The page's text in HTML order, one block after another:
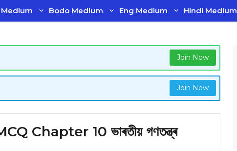
Bodo Medium Eng Medium Hindi Medium
Join Now
Join Now
Chapter 10 ভাৰতীয় গণতন্ত্ৰ